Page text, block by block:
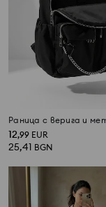
12,99 EUR
25,41 BGN